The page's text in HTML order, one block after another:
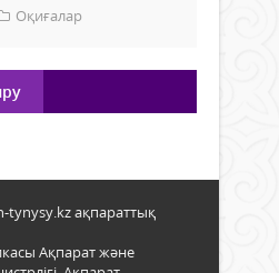
Оқиғалар
tynysy.kz ақпараттық
Ақпарат және